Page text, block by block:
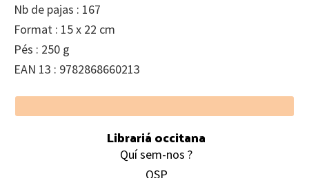
Nb de pajas : 167
Format : 15 x 22 cm
Pés : 250 g
EAN 13 : 9782868660213
Footer
Librariá occitana
Quí sem-nos ?
QSP